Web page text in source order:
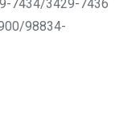
7434/3429-7436
98834-